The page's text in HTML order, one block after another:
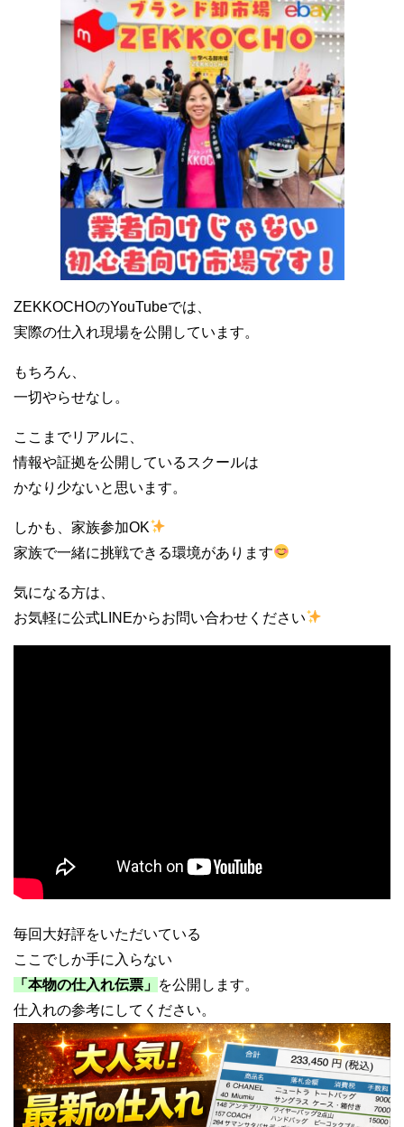
ZEKKOCHOのYouTubeでは、
実際の仕入れ現場を公開しています。
もちろん、
一切やらせなし。
ここまでリアルに、
情報や証拠を公開しているスクールは
かなり少ないと思います。
しかも、家族参加OK
家族で一緒に挑戦できる環境があります
気になる方は、
お気軽に公式LINEからお問い合わせください
毎回大好評をいただいている
ここでしか手に入らない
「本物の仕入れ伝票」 を公開します。
仕入れの参考にしてください。